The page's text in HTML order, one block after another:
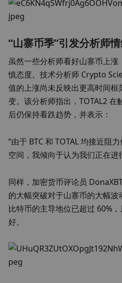
“山寨币季”引发分析师
虽然一些分析师看好山寨币上
慎态度。技术分析师 Crypto
值的上涨尚未反映出更高时间框
变。该分析师指出，TOTAL2 在
后仍保持看跌趋势，并表示：
“由于 BTC 和 TOTAL 均接近阻
空间，我倾向于认为我们正在进
同样，加密货币评论员
的大幅突破对于山寨币的大幅波
比特币的主导地位已超过 60%
好。